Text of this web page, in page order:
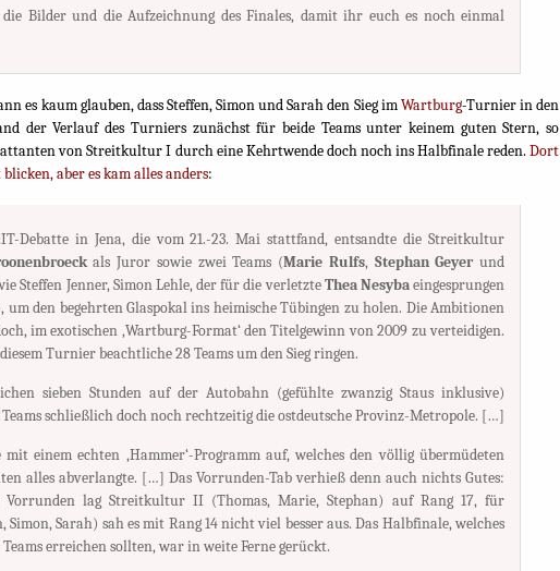
Bilder und die Aufzeichnung des Finales, damit ihr euch es noch einmal
es kaum glauben, dass Steffen, Simon und Sarah den Sieg imWartburg-Turnier in den
der Verlauf des Turniers zunächst für beide Teams unter keinem guten Stern, so
von Streitkultur I durch eine Kehrtwende doch noch ins Halbfinale reden. Dort
aber es kam alles anders:
Debatte in Jena, die vom 21.-23. Mai stattfand, entsandte die Streitkultur
als Juror sowie zwei Teams (Marie Rulfs, Stephan Geyerund
Steffen Jenner, Simon Lehle, der für die verletzteThea Nesybaeingesprungen
um den begehrten Glaspokal ins heimische Tübingen zu holen. Die Ambitionen
im exotischen ‚Wartburg-Format‘ den Titelgewinn von 2009 zu verteidigen.
Turnier beachtliche 28 Teams um den Sieg ringen.
sieben Stunden auf der Autobahn (gefühlte zwanzig Staus inklusive)
schließlich doch noch rechtzeitig die ostdeutsche Provinz-Metropole. […]
mit einem echten ‚Hammer‘-Programm auf, welches den völlig übermüdeten
alles abverlangte. […] Das Vorrunden-Tab verhieß denn auch nichts Gutes:
lag Streitkultur II (Thomas, Marie, Stephan) auf Rang 17, für
Sarah) sah es mit Rang 14 nicht viel besser aus. Das Halbfinale, welches
erreichen sollten, war in weite Ferne gerückt.